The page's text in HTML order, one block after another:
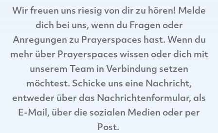
Wir freuen uns riesig von dir zu hören! Melde
dich bei uns, wenn du Fragen oder
Anregungen zu Prayerspaces hast. Wenn du
mehr über Prayerspaces wissen oder dich mit
unserem Team in Verbindung setzen
möchtest. Schicke uns eine Nachricht,
entweder über das Nachrichtenformular, als
E-Mail, über die sozialen Medien oder per
Post.